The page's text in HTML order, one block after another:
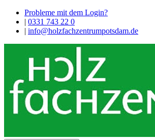
Probleme mit dem Login?
| 0331 743 22 0
| info@holzfachzentrumpotsdam.de